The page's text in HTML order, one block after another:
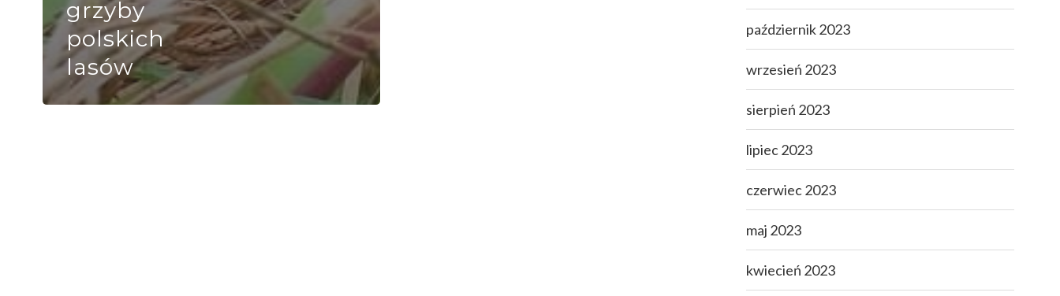
grzyby
polskich
lasów
październik 2023
wrzesień 2023
sierpień 2023
lipiec 2023
czerwiec 2023
maj 2023
kwiecień 2023